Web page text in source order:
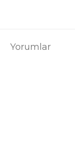
Yorumlar